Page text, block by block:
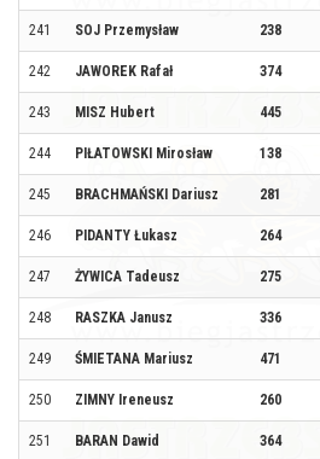
241 SOJ Przemysław 238
242 JAWOREK Rafał 374
243 MISZ Hubert 445
244 PIŁATOWSKI Mirosław 138
245 BRACHMAŃSKI Dariusz 281
246 PIDANTY Łukasz 264
247 ŻYWICA Tadeusz 275
248 RASZKA Janusz 336
249 ŚMIETANA Mariusz 471
250 ZIMNY Ireneusz 260
251 BARAN Dawid 364